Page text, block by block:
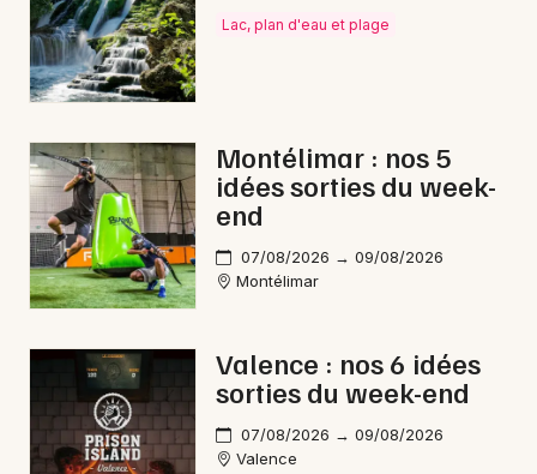
Sorties & loisirs
Danse dans la Drôme
Danse en Auvergne-Rhône-Alpes
Artistes en tournée
Actus à Nyons
Lac, plan d'eau et plage
Montélimar : nos 5
idées sorties du week-
end
07/08/2026 → 09/08/2026
Montélimar
Valence : nos 6 idées
sorties du week-end
07/08/2026 → 09/08/2026
Valence